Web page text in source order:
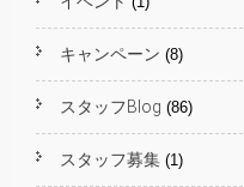
キャンペーン (8)
スタッフBlog (86)
スタッフ募集 (1)